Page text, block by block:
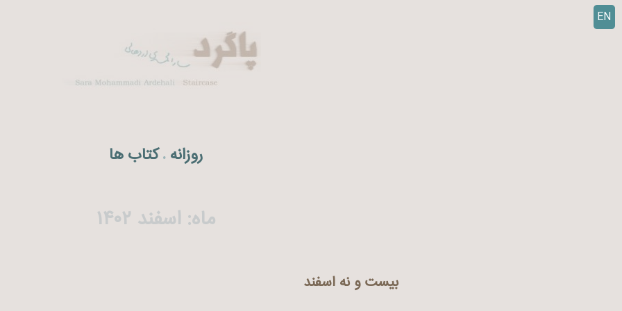
EN
روزانه . کتاب ها
ماه: اسفند ۱۴۰۲
بیست و نه اسفند